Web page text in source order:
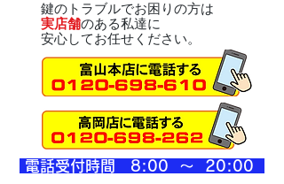
鍵のトラブルでお困りの方は
実店舗のある私達に
安心してお任せください。
​電話受付時間 8:00 ～ 20:00